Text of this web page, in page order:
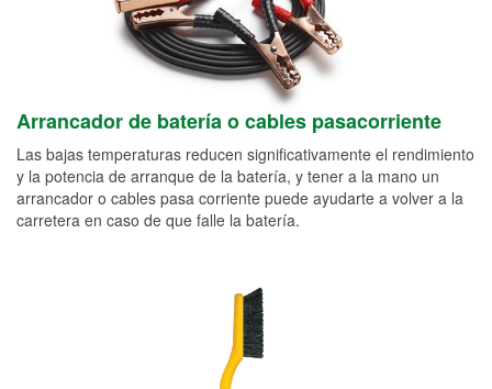
Arrancador de batería o cables pasacorriente
Las bajas temperaturas reducen significativamente el rendimiento
y la potencia de arranque de la batería, y tener a la mano un
arrancador o cables pasa corriente puede ayudarte a volver a la
carretera en caso de que falle la batería.